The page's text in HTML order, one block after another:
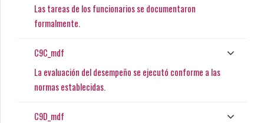
Las tareas de los funcionarios se documentaron
formalmente.
C9C_mdf
La evaluación del desempeño se ejecutó conforme a las
normas establecidas.
C9D_mdf